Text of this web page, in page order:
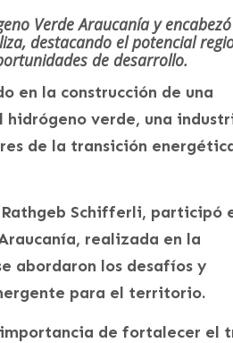
Verde Araucanía y
destacando el potencial
de desarrollo.
en la construcción de una
verde, una
de la transición
Schifferli, participó
realizada en la
abordaron los desafíos y
para el territorio.
de fortalecer el